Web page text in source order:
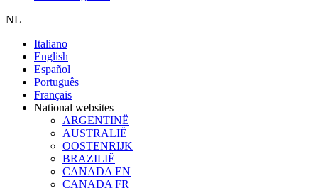
NL
Italiano
English
Español
Português
Français
National websites
ARGENTINË
AUSTRALIË
OOSTENRIJK
BRAZILIË
CANADA EN
CANADA FR